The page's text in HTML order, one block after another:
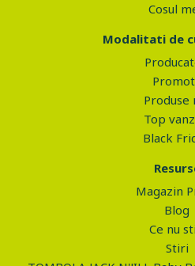
Cosul
Modalitati de
Produse
Top
Black
Magazin
Blog
Ce nu
Stiri